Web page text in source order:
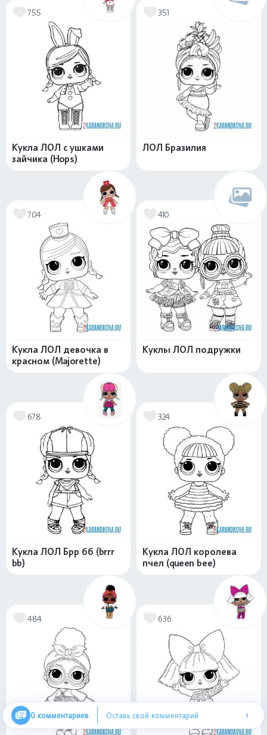
755
Кукла ЛОЛ с ушками
зайчика (Hops)
351
ЛОЛ Бразилия
704
Кукла ЛОЛ девочка в
красном (Majorette)
410
Куклы ЛОЛ подружки
678
Кукла ЛОЛ Брр бб (brrr
bb)
324
Кукла ЛОЛ королева
пчел (queen bee)
484 636
0 комментариев Оставь свой комментарий ›